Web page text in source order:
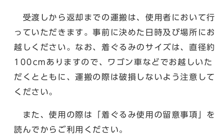
受渡しから返却までの運搬は、使用者において行
っていただきます。事前に決めた日時及び場所にお
越しください。なお、着ぐるみのサイズは、直径約
100cmありますので、ワゴン車などでお越しいた
だくとともに、運搬の際は破損しないよう注意して
ください。
また、使用の際は「着ぐるみ使用の留意事項」を
読んでからご利用ください。